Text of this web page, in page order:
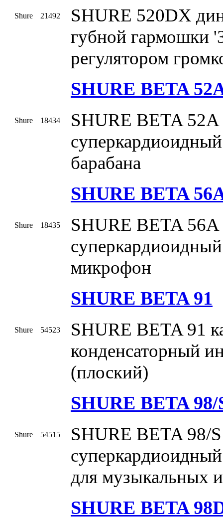
Shure 21492
SHURE 520DX
губной гармошки
регулятором
Shure 18434
SHURE BETA
SHURE BETA
барабана
Shure 18435
SHURE BETA
SHURE BETA
микрофон
Shure 54523
SHURE BETA 91
SHURE BETA 91
конденсаторный
(плоский)
Shure 54515
SHURE BETA 98/
SHURE BETA 98/
для музыкальных
SHURE BETA